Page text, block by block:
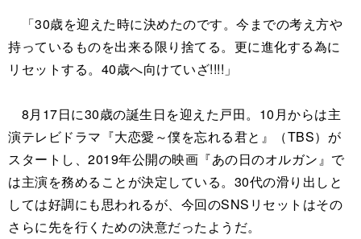
「30歳を迎えた時に決めたのです。今までの考え方や
持っているものを出来る限り捨てる。更に進化する為に
リセットする。40歳へ向けていざ!!!!」
8月17日に30歳の誕生日を迎えた戸田。10月からは主
演テレビドラマ『大恋愛～僕を忘れる君と』（TBS）が
スタートし、2019年公開の映画『あの日のオルガン』で
は主演を務めることが決定している。30代の滑り出しと
しては好調にも思われるが、今回のSNSリセットはその
さらに先を行くための決意だったようだ。